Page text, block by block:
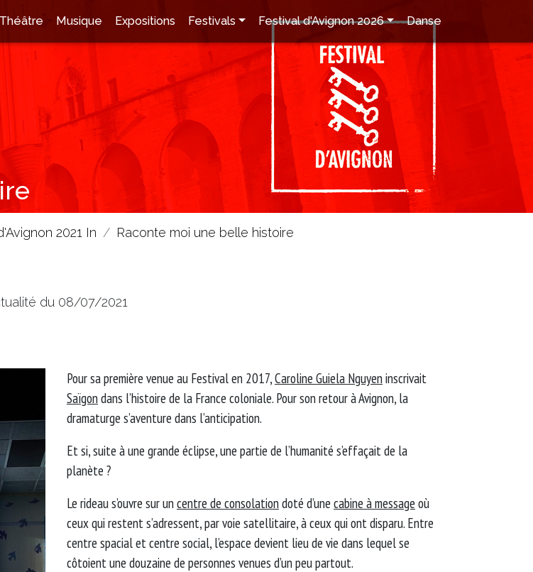
Théâtre Musique Expositions Festivals Festival d'Avignon 2026 Danse
2021 In Raconte moi une belle histoire
du 08/07/2021
Pour sa première venue au Festival en 2017,Caroline Guiela Nguyeninscrivait
Saïgondans l’histoire de la France coloniale. Pour son retour à Avignon, la
dramaturge s’aventure dans l’anticipation.
Et si, suite à une grande éclipse, une partie de l’humanité s’effaçait de la
planète ?
Le rideau s’ouvre sur uncentre de consolationdoté d’une cabine à message où
ceux qui restent s’adressent, par voie satellitaire, à ceux qui ont disparu. Entre
centre spacial et centre social, l’espace devient lieu de vie dans lequel se
côtoient une douzaine de personnes venues d’un peu partout.